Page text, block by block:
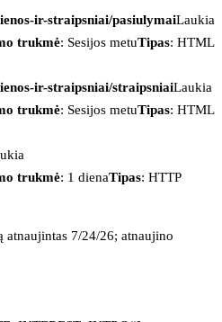
ir-straipsniai/pasiulymaiLaukia
trukmė: Sesijos metuTipas: HTML
ir-straipsniai/straipsniaiLaukia
trukmė: Sesijos metuTipas: HTML
trukmė: 1 dienaTipas: HTTP
atnaujintas 7/24/26; atnaujino